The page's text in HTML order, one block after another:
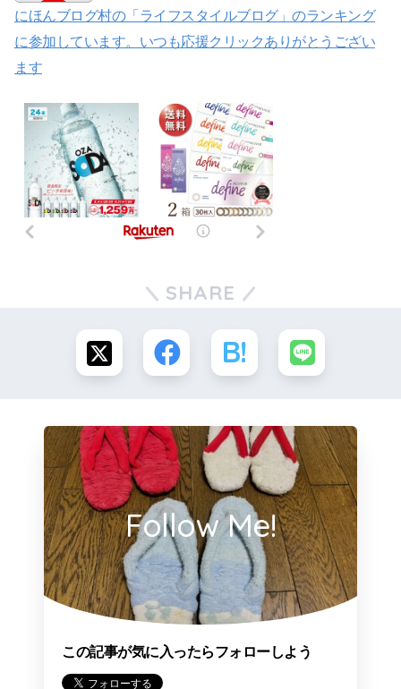
にほんブログ村の「ライフスタイルブログ」のランキング
に参加しています。いつも応援クリックありがとうござい
ます
SHARE
Follow Me!
この記事が気に入ったらフォローしよう